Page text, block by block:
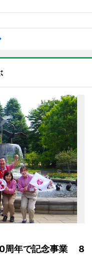
周年で記念事業 8